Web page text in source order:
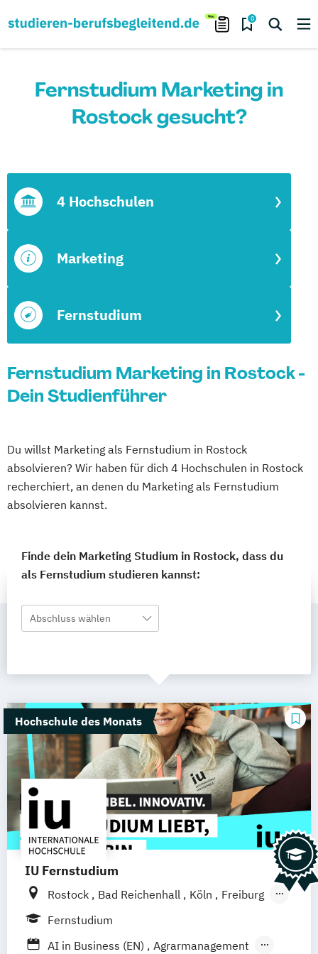
0
Fernstudium Marketing in
Rostock gesucht?
Fernstudium
Marketing
4 Hochschulen
Fernstudium Marketing in Rostock -
Dein Studienführer
Du willst Marketing als Fernstudium in Rostock
absolvieren? Wir haben für dich 4 Hochschulen in Rostock
recherchiert, an denen du Marketing als Fernstudium
absolvieren kannst.
Finde dein Marketing Studium in Rostock, dass du
als Fernstudium studieren kannst:
Abschluss wählen
Hochschule des Monats
IU Fernstudium
Rostock Bad Reichenhall Köln
Freiburg
Kiel
Frankfurt am Main
Fernstudium
AI in Business (EN)
Agrarmanagement